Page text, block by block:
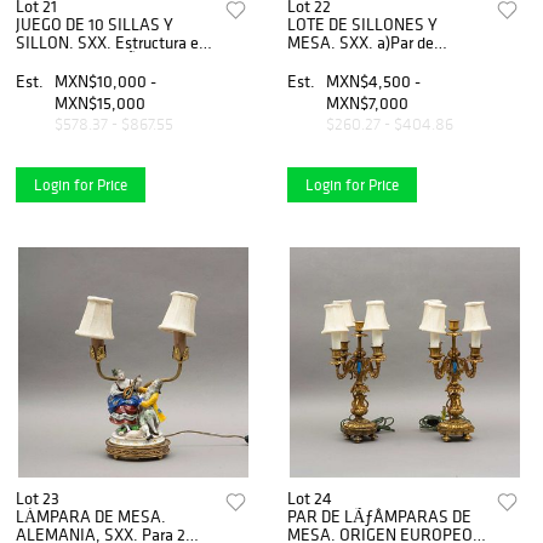
Lot 21
JUEGO DE 10 SILLAS Y
SILLON. SXX. Estructura en
color blanco. Respaldos
cerrados, asientos
acojinados.
Est.
MXN$10,000 -
MXN$15,000
$578.37 - $867.55
Login for Price
Lot 22
LOTE DE SILLONES Y
MESA. SXX. a)Par de
tapicerÃƒÂ­a roja. b )mesa
en madera tallada
Est.
MXN$4,500 -
MXN$7,000
$260.27 - $404.86
Login for Price
Lot 23
LÁMPARA DE MESA.
ALEMANIA, SXX. Para 2
Lot 24
PAR DE LÃƒÂMPARAS DE
MESA. ORIGEN EUROPEO,